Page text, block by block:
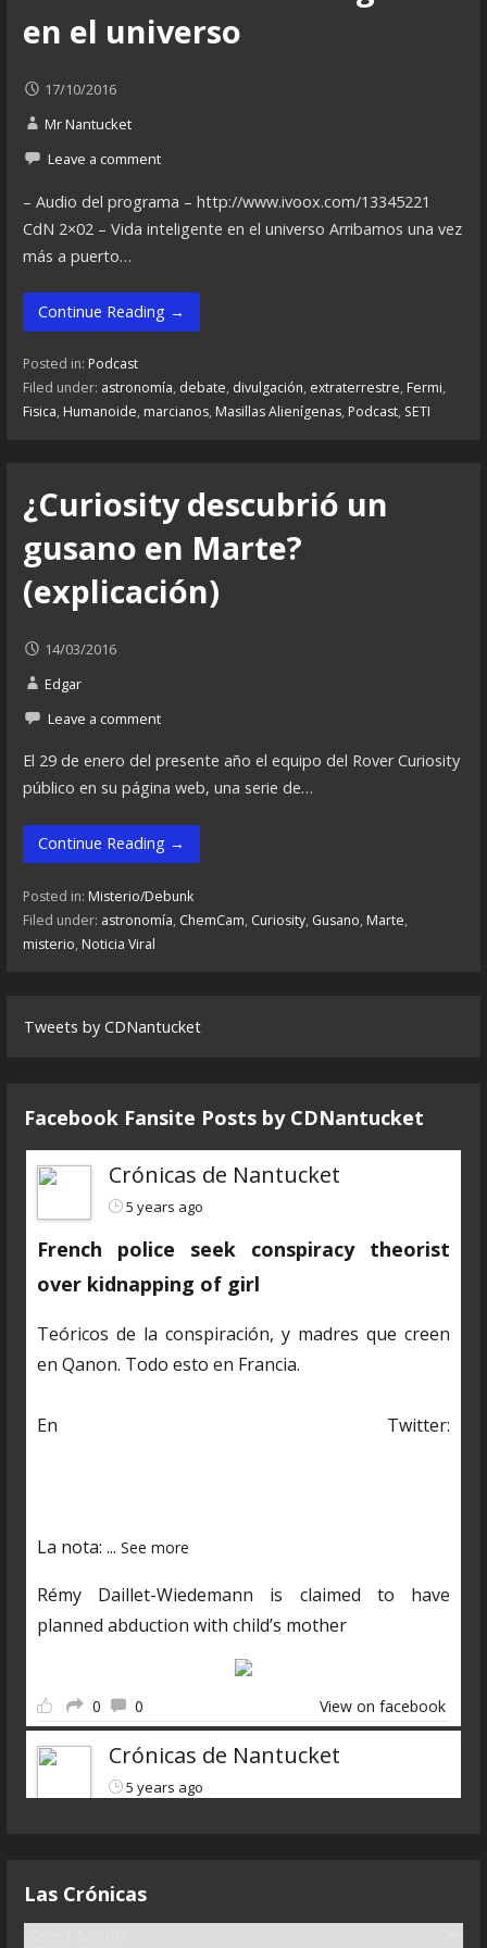
en el universo
17/10/2016
Mr Nantucket
Leave a comment
– Audio del programa – http://www.ivoox.com/13345221
CdN 2×02 – Vida inteligente en el universo Arribamos una vez
más a puerto…
Continue Reading →
Posted in: Podcast
Filed under: astronomía, debate, divulgación, extraterrestre, Fermi,
Fisica, Humanoide, marcianos, Masillas Alienígenas, Podcast, SETI
¿Curiosity descubrió un
gusano en Marte?
(explicación)
14/03/2016
Edgar
Leave a comment
El 29 de enero del presente año el equipo del Rover Curiosity
público en su página web, una serie de…
Continue Reading →
Posted in: Misterio/Debunk
Filed under: astronomía, ChemCam, Curiosity, Gusano, Marte,
misterio, Noticia Viral
Tweets by CDNantucket
Facebook Fansite Posts by ‎CDNantucket
Crónicas de Nantucket
5 years ago
French police seek conspiracy theorist
over kidnapping of girl
Teóricos de la conspiración, y madres que creen
en Qanon. Todo esto en Francia.
En Twitter:
La nota: ... See more
Rémy Daillet-Wiedemann is claimed to have
planned abduction with child’s mother
0 0 View on facebook
Crónicas de Nantucket
5 years ago
parte-3-liarla-parda-audios-
mp3_rf_68083323_1.html
Las Crónicas